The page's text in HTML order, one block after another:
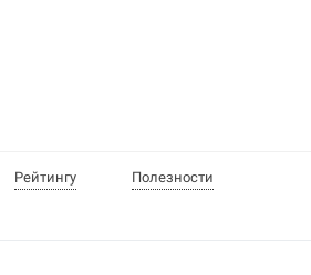
Рейтингу Полезности